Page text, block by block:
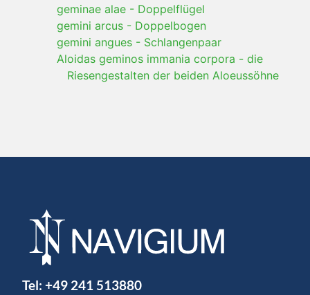
geminae alae - Doppelflügel
gemini arcus - Doppelbogen
gemini angues - Schlangenpaar
Aloidas geminos immania corpora - die
Riesengestalten der beiden Aloeussöhne
Tel: +49 241 513880